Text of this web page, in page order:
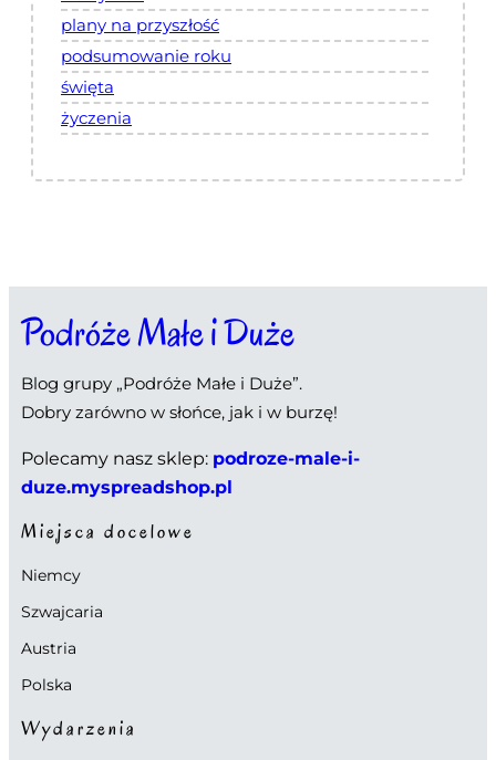
plany na przyszłość
podsumowanie roku
święta
życzenia
Podróże Małe i Duże
Blog grupy „Podróże Małe i Duże”.
Dobry zarówno w słońce, jak i w burzę!
Polecamy nasz sklep: podroze-male-i-
duze.myspreadshop.pl
Miejsca docelowe
Niemcy
Szwajcaria
Austria
Polska
Wydarzenia